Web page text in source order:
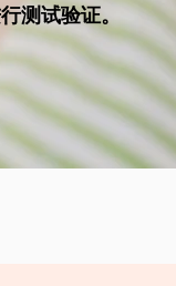
测试验证。